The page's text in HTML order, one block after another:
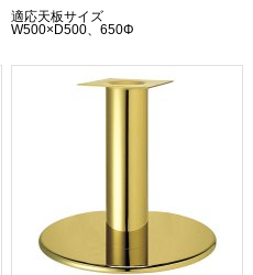
適応天板サイズ
W500×D500、650Φ